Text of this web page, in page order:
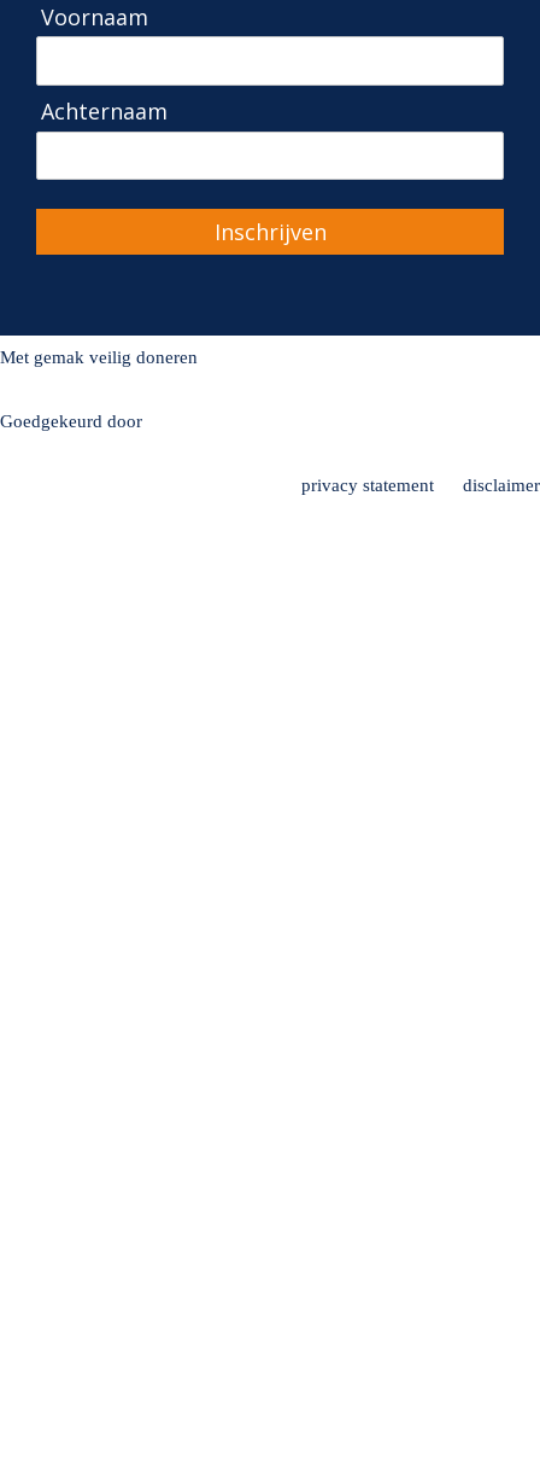
Voornaam
Achternaam
Inschrijven
Met gemak veilig doneren
Goedgekeurd door
privacy statement disclaimer